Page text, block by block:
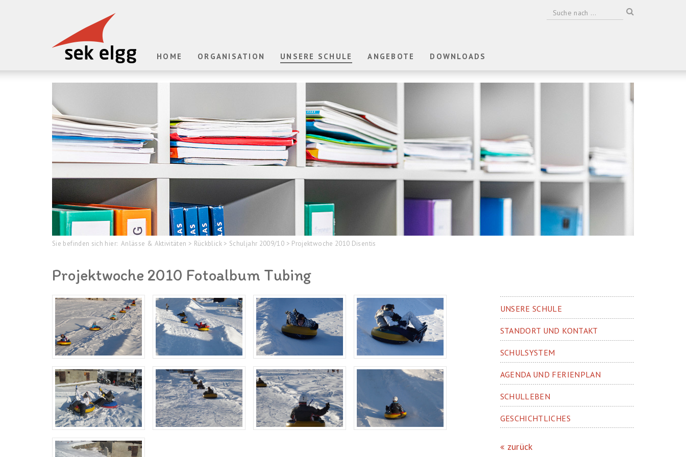
HOME ORGANISATION UNSERE SCHULE ANGEBOTE DOWNLOADS
Sie befinden sich hier: Anlässe & Aktivitäten > Rückblick > Schuljahr 2009/10 > Projektwoche 2010 Disentis
Projektwoche 2010 Fotoalbum Tubing
UNSERE SCHULE
STANDORT UND KONTAKT
SCHULSYSTEM
AGENDA UND FERIENPLAN
SCHULLEBEN
GESCHICHTLICHES
zurück